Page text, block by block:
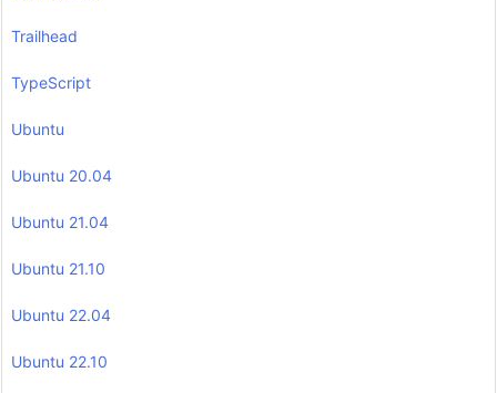
Trailhead
TypeScript
Ubuntu
Ubuntu 20.04
Ubuntu 21.04
Ubuntu 21.10
Ubuntu 22.04
Ubuntu 22.10